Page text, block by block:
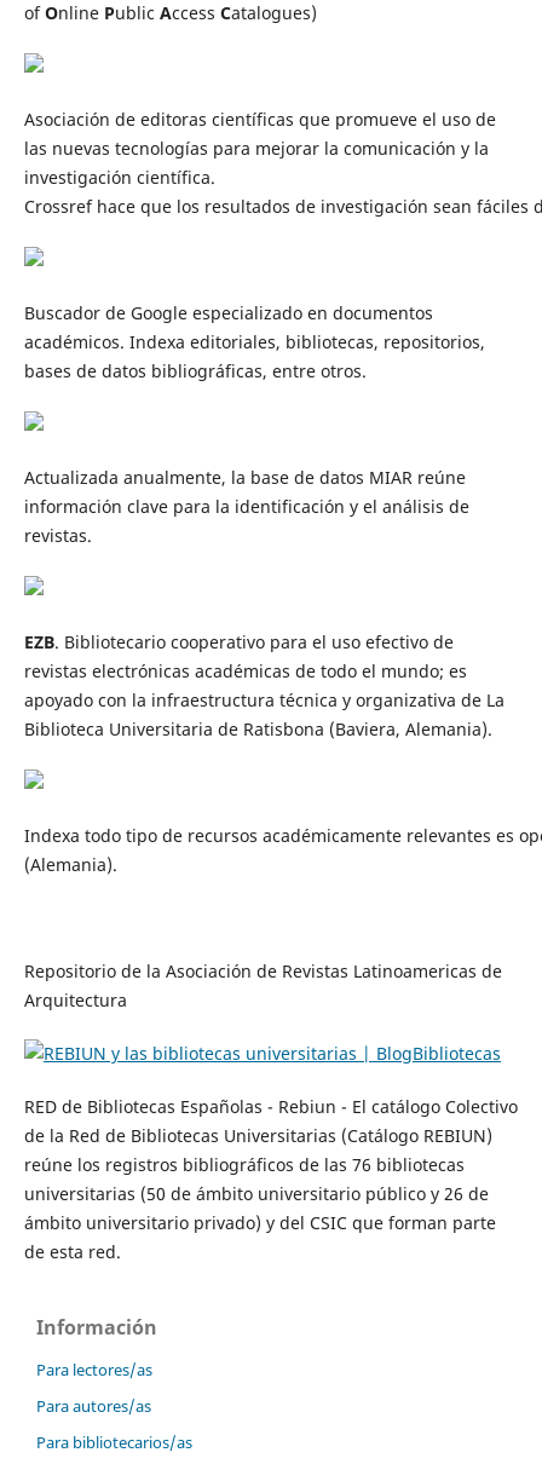
ofOnline Public Access Catalogues)
Asociación de editoras científicas que promueve el uso de
las nuevas tecnologías para mejorar la comunicación y la
investigación científica.
Crossref hace que los resultados de investigación sean fáciles
Buscador de Google especializado en documentos
académicos. Indexa editoriales, bibliotecas, repositorios,
bases de datos bibliográficas, entre otros.
Actualizada anualmente, la base de datos MIAR reúne
información clave para la identificación y el análisis de
revistas.
EZB. Bibliotecario cooperativo para el uso efectivo de
revistas electrónicas académicas de todo el mundo; es
apoyado con la infraestructura técnica y organizativa de La
Biblioteca Universitaria de Ratisbona (Baviera, Alemania).
Indexa todo tipo de recursos académicamente relevantes es
(Alemania).
Repositorio de la Asociación de Revistas Latinoamericas de
Arquitectura
RED de Bibliotecas Españolas - Rebiun - El catálogo Colectivo
de la Red de Bibliotecas Universitarias (Catálogo REBIUN)
reúne los registros bibliográficos de las 76 bibliotecas
universitarias (50 de ámbito universitario público y 26 de
ámbito universitario privado) y del CSIC que forman parte
de esta red.
Información
Para lectores/as
Para autores/as
Para bibliotecarios/as